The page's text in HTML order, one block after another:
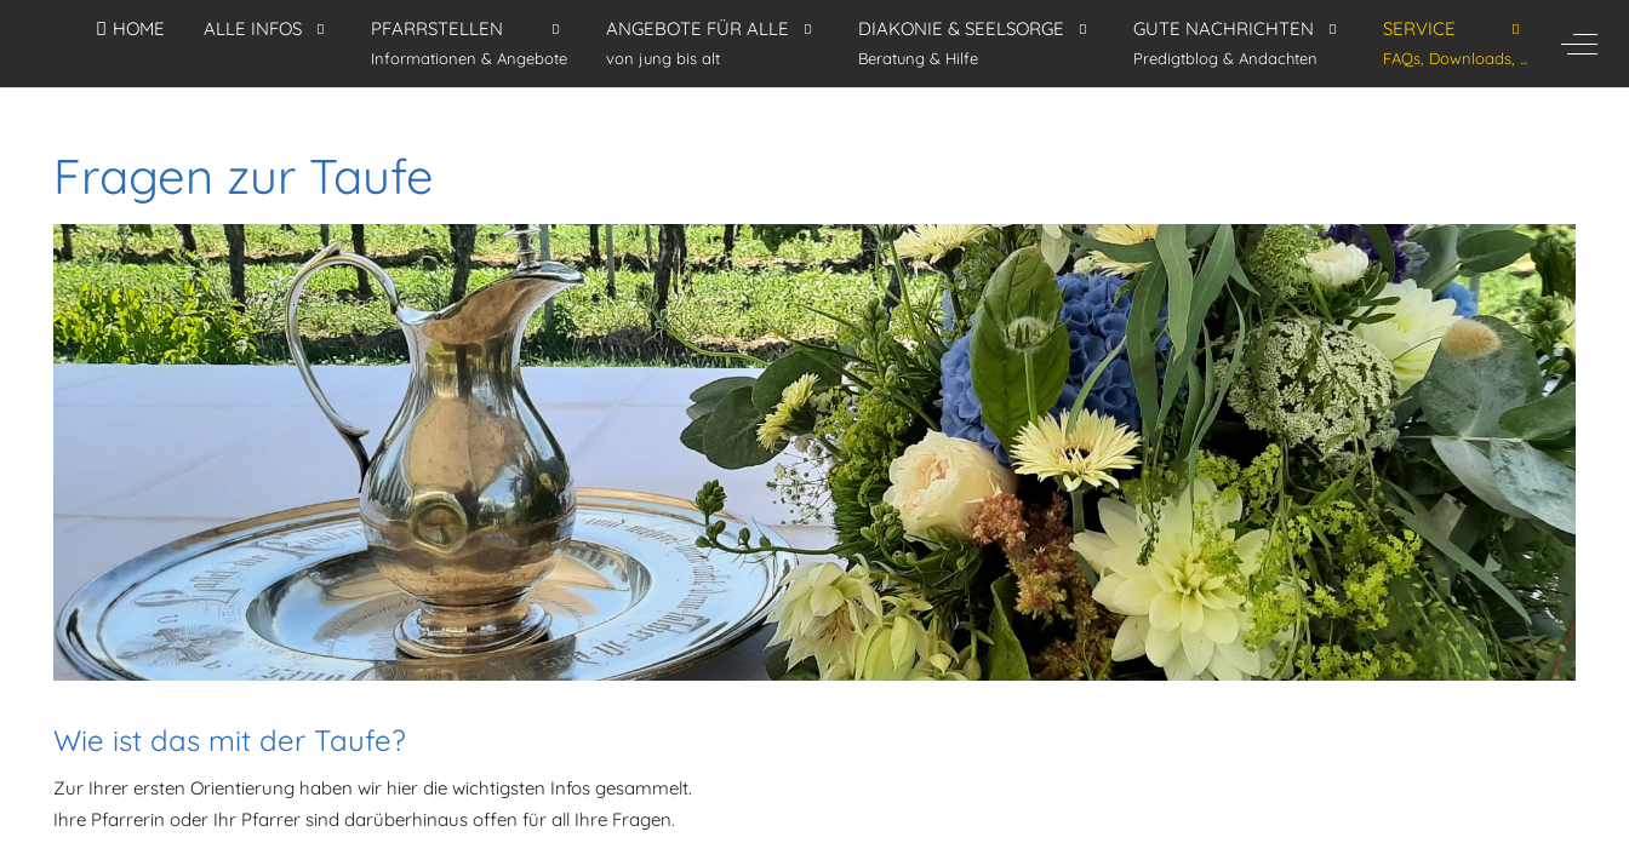
HOME ALLE INFOS PFARRSTELLEN
Informationen & Angebote
ANGEBOTE FÜR ALLE
von jung bis alt
DIAKONIE & SEELSORGE
Beratung & Hilfe
GUTE NACHRICHTEN
Predigtblog & Andachten
SERVICE
FAQs, Downloads, ...
Off-
Fragen zur Taufe
Wie ist das mit der Taufe?
Zur Ihrer ersten Orientierung haben wir hier die wichtigsten Infos gesammelt.
Ihre Pfarrerin oder Ihr Pfarrer sind darüberhinaus offen für all Ihre Fragen.